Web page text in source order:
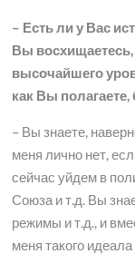
– Есть ли у Вас
Вы
высочайшего
как Вы полагаете,
– Вы знаете,
меня лично нет,
сейчас уйдем в
Союза и т.д. Вы
режимы и т.д., и
меня такого